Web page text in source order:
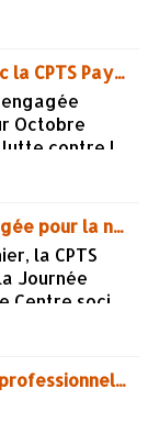
pour
Octobre Rose 2025 avec la CPTS Pays d'Or
engagée
Octobre
contre le
au
La CPTS Pays d’Or engagée pour la nutrition lors de la Journée Seniors
la CPTS
Journée
Centre social
Genlis, en
La CPTS Pays d'Or : ses professionnels de santé et son territoire